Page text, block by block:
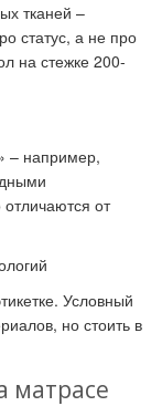
тканей –
статус, а не про
на стежке 200-
– например,
от
Условный
но стоить в
матрасе